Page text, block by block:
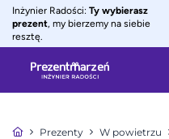
Inżynier Radości: Ty wybierasz
prezent, my bierzemy na siebie
resztę.
Prezenty W powietrzu